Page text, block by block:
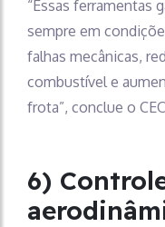
“Essas ferramentas
sempre em
falhas mecânicas,
combustível e
frota”, conclue o
6)